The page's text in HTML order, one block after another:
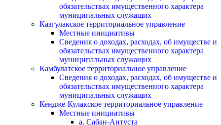
обязательствах имущественного характера
муниципальных служащих
Казгулакское территориальное управление
Местные инициативы
Сведения о доходах, расходах, об имуществе и
обязательствах имущественного характера
муниципальных служащих
Камбулатское территориальное управление
Сведения о доходах, расходах, об имуществе и
обязательствах имущественного характера
муниципальных служащих
Кендже-Кулакское территориальное управление
Местные инициативы
а. Сабан-Антуста